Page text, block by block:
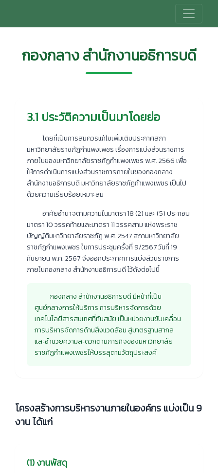
กองกลาง สำนักงานอธิการบดี
3.1 ประวัติความเป็นมาโดยย่อ
โดยที่เป็นการสมควรแก้ไขเพิ่มเติมประกาศสภา
มหาวิทยาลัยราชภัฏกำแพงเพชร เรื่องการแบ่งส่วนราชการ
ภายในของมหาวิทยาลัยราชภัฏกำแพงเพชร พ.ศ. 2566 เพื่อ
ให้การดำเนินการแบ่งส่วนราชการภายในของกองกลาง
สำนักงานอธิการบดี มหาวิทยาลัยราชภัฏกำแพงเพชร เป็นไป
ด้วยความเรียบร้อยเหมาะสม
อาศัยอำนาจตามความในมาตรา 18 (2) และ (5) ประกอบ
มาตรา 10 วรรคท้ายและมาตรา 11 วรรคสาม แห่งพระราช
บัญญัติมหาวิทยาลัยราชภัฏ พ.ศ. 2547 สภามหาวิทยาลัย
ราชภัฏกำแพงเพชร ในการประชุมครั้งที่ 9/2567 วันที่ 19
กันยายน พ.ศ. 2567 จึงออกประกาศการแบ่งส่วนราชการ
ภายในกองกลาง สำนักงานอธิการบดี ไว้ดังต่อไปนี้
กองกลาง สำนักงานอธิการบดี มีหน้าที่เป็น
ศูนย์กลางการให้บริการ การบริหารจัดการด้วย
เทคโนโลยีสารสนเทศที่ทันสมัย เป็นหน่วยงานขับเคลื่อน
การบริหารจัดการด้านสิ่งแวดล้อม สู่มาตรฐานสากล
และอำนวยความสะดวกตามภารกิจของมหาวิทยาลัย
ราชภัฏกำแพงเพชรให้บรรลุตามวัตถุประสงค์
โครงสร้างการบริหารงานภายในองค์กร แบ่งเป็น 9
งาน ได้แก่
(1) งานพัสดุ